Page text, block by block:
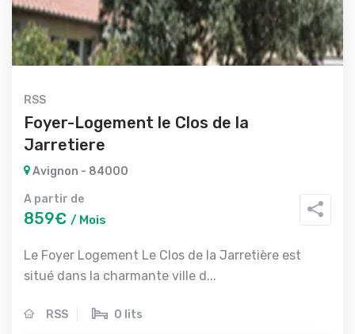
RSS
Foyer-Logement le Clos de la
Jarretiere
Avignon - 84000
A partir de
859€ / Mois
Le Foyer Logement Le Clos de la Jarretière est
situé dans la charmante ville d...
RSS 0 lits